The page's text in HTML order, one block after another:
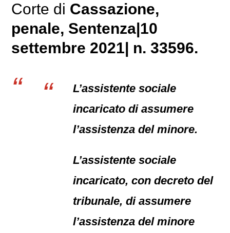
Corte di Cassazione,
penale, Sentenza|10
settembre 2021| n. 33596.
L’assistente sociale
incaricato di assumere
l’assistenza del minore.
L’assistente sociale
incaricato, con decreto del
tribunale, di assumere
l’assistenza del minore